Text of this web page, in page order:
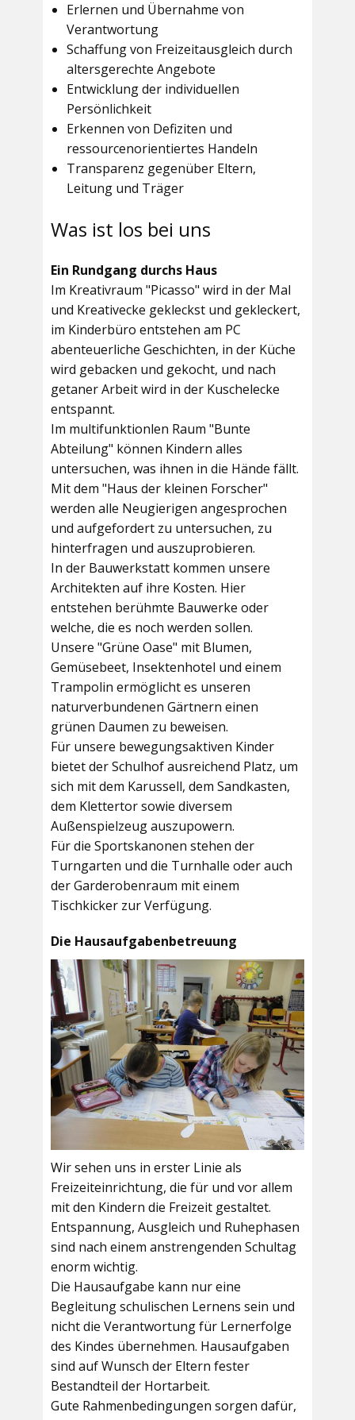
Erlernen und Übernahme von
Verantwortung
Schaffung von Freizeitausgleich durch
altersgerechte Angebote
Entwicklung der individuellen
Persönlichkeit
Erkennen von Defiziten und
ressourcenorientiertes Handeln
Transparenz gegenüber Eltern,
Leitung und Träger
Was ist los bei uns
Ein Rundgang durchs Haus
Im Kreativraum "Picasso" wird in der Mal
und Kreativecke gekleckst und gekleckert,
im Kinderbüro entstehen am PC
abenteuerliche Geschichten, in der Küche
wird gebacken und gekocht, und nach
getaner Arbeit wird in der Kuschelecke
entspannt.
Im multifunktionlen Raum "Bunte
Abteilung" können Kindern alles
untersuchen, was ihnen in die Hände fällt.
Mit dem "Haus der kleinen Forscher"
werden alle Neugierigen angesprochen
und aufgefordert zu untersuchen, zu
hinterfragen und auszuprobieren.
In der Bauwerkstatt kommen unsere
Architekten auf ihre Kosten. Hier
entstehen berühmte Bauwerke oder
welche, die es noch werden sollen.
Unsere "Grüne Oase" mit Blumen,
Gemüsebeet, Insektenhotel und einem
Trampolin ermöglicht es unseren
naturverbundenen Gärtnern einen
grünen Daumen zu beweisen.
Für unsere bewegungsaktiven Kinder
bietet derSchulhofausreichend Platz, um
sich mit dem Karussell, dem Sandkasten,
dem Klettertor sowie diversem
Außenspielzeug auszupowern.
Für die Sportskanonen stehen der
Turngarten und die Turnhalle oder auch
derGarderobenraum mit einem
Tischkicker zur Verfügung.
Die Hausaufgabenbetreuung
Wir sehen uns in erster Linie als
Freizeiteinrichtung, die für und vor allem
mit den Kindern die Freizeit gestaltet.
Entspannung, Ausgleich und Ruhephasen
sind nach einem anstrengenden Schultag
enorm wichtig.
Die Hausaufgabe kann nur eine
Begleitung schulischen Lernens sein und
nicht die Verantwortung für Lernerfolge
des Kindes übernehmen. Hausaufgaben
sind auf Wunsch der Eltern fester
Bestandteil der Hortarbeit.
Gute Rahmenbedingungen sorgen dafür,